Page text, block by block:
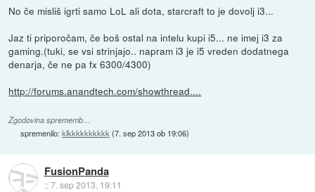
No če misliš igrti samo LoL ali dota, starcraft to je dovolj i3...
Jaz ti priporočam, če boš ostal na intelu kupi i5... ne imej i3 za
gaming.(tuki, se vsi strinjajo.. napram i3 je i5 vreden dodatnega
denarja, če ne pa fx 6300/4300)
http://forums.anandtech.com/showthread....
Zgodovina sprememb…
spremenilo:klkkkkkkkkkk (7. sep 2013 ob 19:06)
FusionPanda
::7. sep 2013, 19:11